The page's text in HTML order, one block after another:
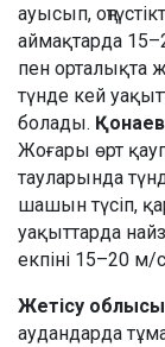
ауысып,
аймақтарда
пен орталықта
түнде кей
болады.
Жоғары өрт
тауларында
шашын түсіп,
уақыттарда
екпіні 15–20 м/
Жетісу
аудандарда